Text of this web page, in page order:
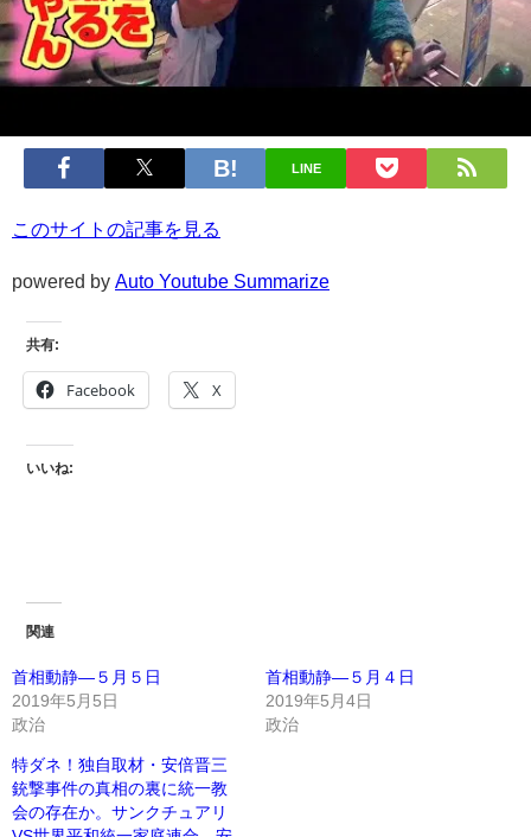
LINE
このサイトの記事を見る
powered by Auto Youtube Summarize
共有:
Facebook X
いいね:
関連
首相動静―５月５日
2019年5月5日
政治
首相動静―５月４日
2019年5月4日
政治
特ダネ！独自取材・安倍晋三
銃撃事件の真相の裏に統一教
会の存在か。サンクチュアリ